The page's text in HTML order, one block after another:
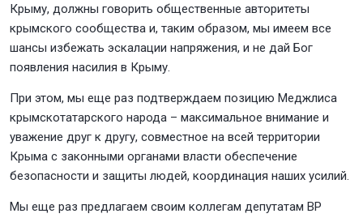
Крыму, должны говорить общественные авторитеты
крымского сообщества и, таким образом, мы имеем все
шансы избежать эскалации напряжения, и не дай Бог
появления насилия в Крыму.
При этом, мы еще раз подтверждаем позицию Меджлиса
крымскотатарского народа – максимальное внимание и
уважение друг к другу, совместное на всей территории
Крыма с законными органами власти обеспечение
безопасности и защиты людей, координация наших усилий.
Мы еще раз предлагаем своим коллегам депутатам ВР